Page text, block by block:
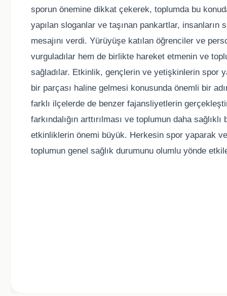
sporun önemine dikkat çekerek, toplumda bu
yapılan sloganlar ve taşınan pankartlar,
mesajını verdi. Yürüyüşe katılan öğrenciler ve
vurguladılar hem de birlikte hareket etmenin ve
sağladılar. Etkinlik, gençlerin ve yetişkinlerin spor
bir parçası haline gelmesi konusunda önemli bir
farklı ilçelerde de benzer fajansliyetlerin
farkındalığın arttırılması ve toplumun daha
etkinliklerin önemi büyük. Herkesin spor yaparak
toplumun genel sağlık durumunu olumlu yönde